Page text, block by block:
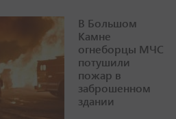
В Большом
Камне
огнеборцы МЧС
потушили
пожар в
заброшенном
здании